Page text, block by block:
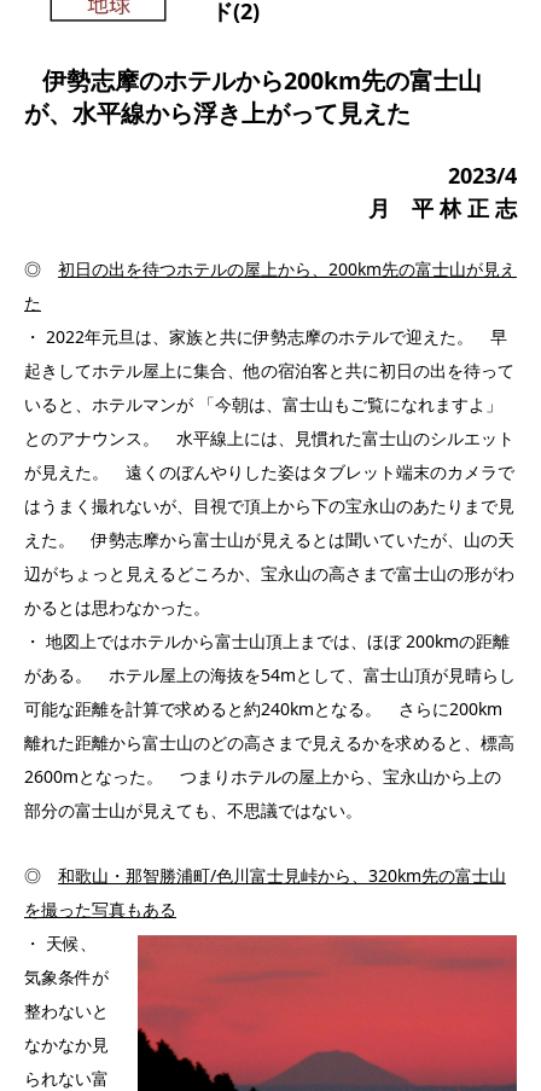
ド(2)
伊勢志摩のホテルから200km先の富士山
が、水平線から浮き上がって見えた
2023/4
月 平 林 正 志
◎ 初日の出を待つホテルの屋上から、 200km先の富士山が見え
た
・ 2022年元旦は、家族と共に伊勢志摩のホテルで迎えた。 早
起きしてホテル屋上に集合、他の宿泊客と共に初日の出を待って
いると、ホテルマンが 「今朝は、富士山もご覧になれますよ」
とのアナウンス。 水平線上には、見慣れた富士山のシルエット
が見えた。 遠くのぼんやりした姿はタブレット端末のカメラで
はうまく撮れないが、目視で頂上から下の宝永山のあたりまで見
えた。 伊勢志摩から富士山が見えるとは聞いていたが、山の天
辺がちょっと見えるどころか、宝永山の高さまで富士山の形がわ
かるとは思わなかった。
・ 地図上ではホテルから富士山頂上までは、ほぼ 200kmの距離
がある。 ホテル屋上の海抜を54mとして、富士山頂が見晴らし
可能な距離を計算で求めると約240kmとなる。 さらに200km
離れた距離から富士山のどの高さまで見えるかを求めると、標高
2600mとなった。 つまりホテルの屋上から、宝永山から上の
部分の富士山が見えても、不思議ではない。
◎ 和歌山・那智勝浦町/色川富士見峠から、 320km先の富士山
を撮った写真もある
・ 天候、
気象条件が
整わないと
なかなか見
られない富